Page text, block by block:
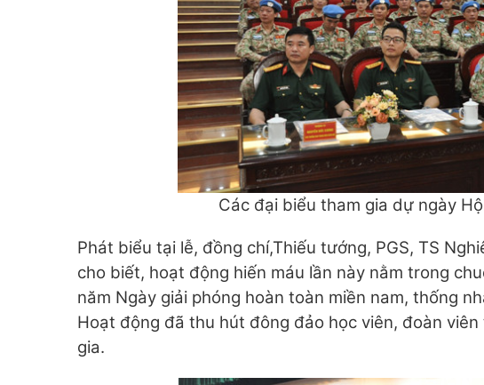
Các đại biểu tham gia dự ngày
Phát biểu tại lễ, đồng chí,Thiếu tướng, PGS, TS
cho biết, hoạt động hiến máu lần này nằm trong
năm Ngày giải phóng hoàn toàn miền nam, thống
Hoạt động đã thu hút đông đảo học viên, đoàn
gia.